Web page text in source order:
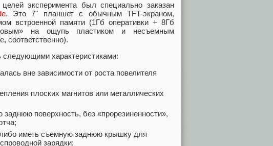
эксперимента был специально заказан
. Это 7" планшет с обычным TFT-экраном,
встроенной памяти (1Гб оперативки + 8Гб
на ощупь пластиком и несъемным
соответственно).
характеристиками:
вне зависимости от роста повелителя
плоских магнитов или металлических
поверхность, без «прорезиненности»,
иметь съемную заднюю крышку для
зарядки;